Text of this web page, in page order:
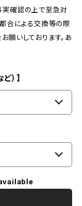
実確認の上で至急対
都合による交換等の際
願いしております。あ
）】